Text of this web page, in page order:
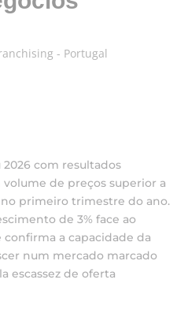
- Portugal
2026 com resultados
de preços superior a
primeiro trimestre do ano.
de 3% face ao
a capacidade da
num mercado marcado
escassez de oferta